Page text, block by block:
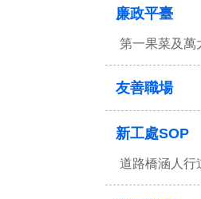
廉政平臺
第一果菜及萬
友善職場
新工處SOP
道路橋涵人行